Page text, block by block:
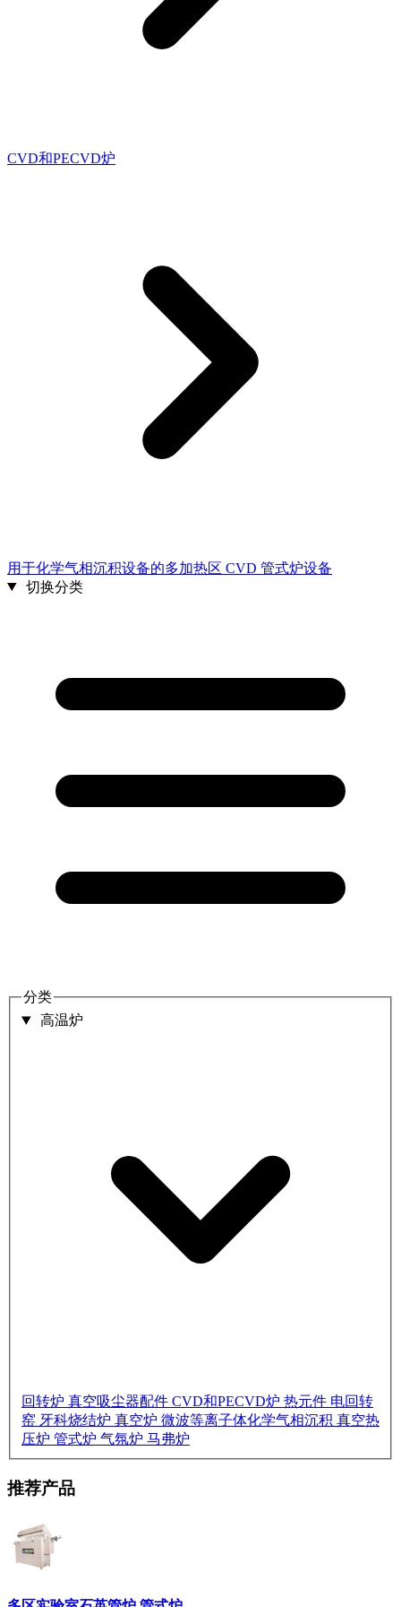
CVD和PECVD炉
用于化学气相沉积设备的多加热区 CVD 管式炉设备
切换分类
分类
高温炉
回转炉 真空吸尘器配件 CVD和PECVD炉 热元件 电回转
窑 牙科烧结炉 真空炉 微波等离子体化学气相沉积 真空热
压炉 管式炉 气氛炉 马弗炉
推荐产品